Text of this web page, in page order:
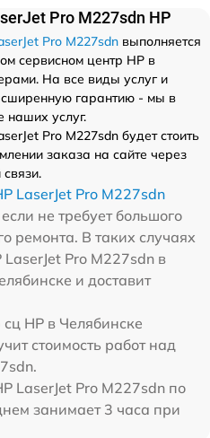
Pro M227sdn HP
Pro M227sdn выполняется
сервисном центр HP в
На все виды услуг и
гарантию - мы в
наших услуг.
Pro M227sdn будет стоить
заказа на сайте через
LaserJet Pro M227sdn
не требует большого
ремонта. В таких случаях
Pro M227sdn в
и доставит
HP в Челябинске
стоимость работ над
LaserJet Pro M227sdn по
занимает 3 часа при